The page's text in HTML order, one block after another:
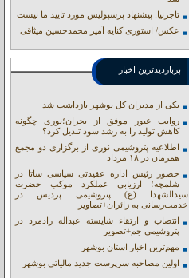
تاجرنیا: پیشنهاد پرسپولیس مورد تایید ما نیست
عکس/ استوری کنایه آمیز محمدحسین میثاقی
پربازدیدترین اخبار
یکی از مدیران کل بوشهر بازداشت شد
روایت عبور موفق از بحران؛نوری چگونه
کاهش تولید را به رشد سود تبدیل کرد؟
اطلاعیه پتروشیمی نوری از برگزاری دو مجمع
همزمان در ۱۸ مرداد
حضور رئیس اداره عقیدتی سیاسی ساتا در
شلمچه؛ ارزیابی عملکرد موکب حضرت
سیدالشهدا (ع) پتروشیمی پردیس در
خدمت‌رسانی به زائران+تصاویر
انتصاب و ارتقاء شایسته عبداله رادمرد در
پتروشیمی جم+تصویر
مهم‌ترین اخبار استان بوشهر
اولین مصاحبه سرپرست جدید مالیاتی بوشهر